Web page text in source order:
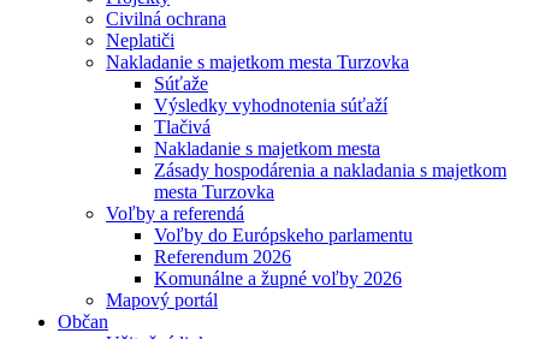
Civilná ochrana
Neplatiči
Nakladanie s majetkom mesta Turzovka
Súťaže
Výsledky vyhodnotenia súťaží
Tlačivá
Nakladanie s majetkom mesta
Zásady hospodárenia a nakladania s majetkom
mesta Turzovka
Voľby a referendá
Voľby do Európskeho parlamentu
Referendum 2026
Komunálne a župné voľby 2026
Mapový portál
Občan